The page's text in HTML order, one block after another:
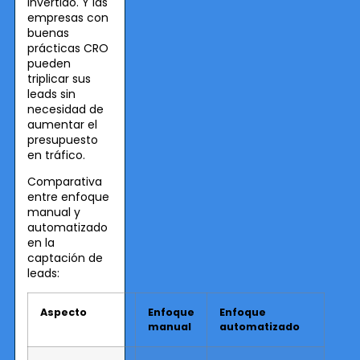
empresas con
buenas
prácticas CRO
pueden
triplicar sus
leads sin
necesidad de
aumentar el
presupuesto
en tráfico.
Comparativa
entre enfoque
manual y
automatizado
en la
captación de
leads:
Aspecto
Enfoque
manual
Enfoque
automatizado